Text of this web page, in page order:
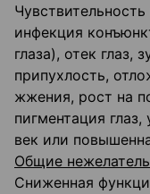
инфекция
глаза), отек глаз,
припухлость,
жжения, рост на
пигментация
век или
Общие
Сниженная